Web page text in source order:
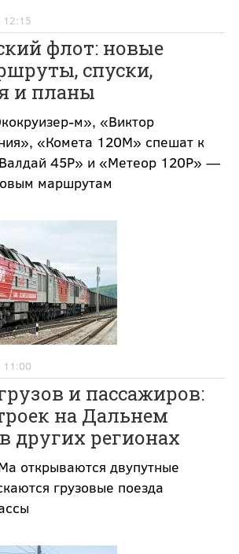
флот: новые
спуски,
и планы
м», «Виктор
«Комета 120М» спешат к
45Р» и «Метеор 120Р» —
маршрутам
и пассажиров:
на Дальнем
других регионах
открываются двупутные
грузовые поезда